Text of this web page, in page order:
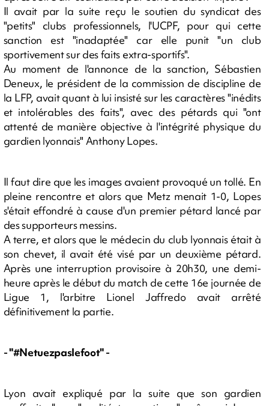
Il avait par la suite reçu le soutien du syndicat des
"petits" clubs professionnels, l'UCPF, pour qui cette
sanction est "inadaptée" car elle punit "un club
sportivement sur des faits extra-sportifs".
Au moment de l'annonce de la sanction, Sébastien
Deneux, le président de la commission de discipline de
la LFP, avait quant à lui insisté sur les caractères "inédits
et intolérables des faits", avec des pétards qui "ont
attenté de manière objective à l'intégrité physique du
gardien lyonnais" Anthony Lopes.
Il faut dire que les images avaient provoqué un tollé. En
pleine rencontre et alors que Metz menait 1-0, Lopes
s'était effondré à cause d'un premier pétard lancé par
des supporteurs messins.
A terre, et alors que le médecin du club lyonnais était à
son chevet, il avait été visé par un deuxième pétard.
Après une interruption provisoire à 20h30, une demi-
heure après le début du match de cette 16e journée de
Ligue 1, l'arbitre Lionel Jaffredo avait arrêté
définitivement la partie.
- "#Netuezpaslefoot" -
Lyon avait expliqué par la suite que son gardien